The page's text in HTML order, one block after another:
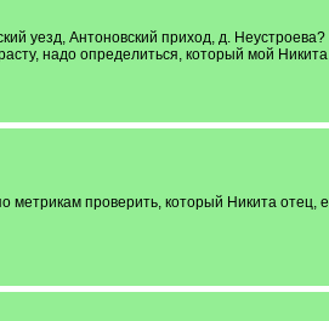
уезд, Антоновский приход, д.
надо определиться, который мой
проверить, который Никита отец,